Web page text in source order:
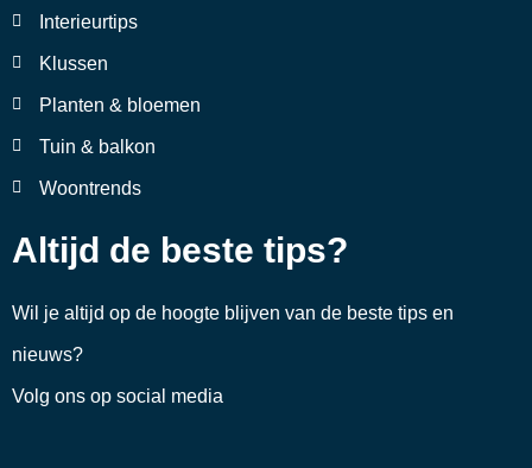
Interieurtips
Klussen
Planten & bloemen
Tuin & balkon
Woontrends
Altijd de beste tips?
Wil je altijd op de hoogte blijven van de beste tips en
nieuws?
Volg ons op social media